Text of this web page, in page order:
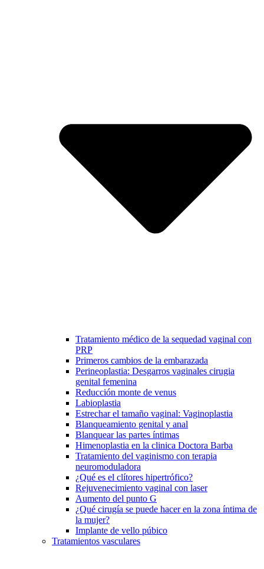
Tratamiento médico de la sequedad vaginal con
PRP
Primeros cambios de la embarazada
Perineoplastia: Desgarros vaginales cirugia
genital femenina
Reducción monte de venus
Labioplastia
Estrechar el tamaño vaginal: Vaginoplastia
Blanqueamiento genital y anal
Blanquear las partes íntimas
Himenoplastia en la clinica Doctora Barba
Tratamiento del vaginismo con terapia
neuromoduladora
¿Qué es el clítores hipertrófico?
Rejuvenecimiento vaginal con laser
Aumento del punto G
¿Qué cirugía se puede hacer en la zona íntima de
la mujer?
Implante de vello púbico
Tratamientos vasculares